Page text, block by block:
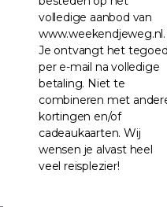
volledige aanbod van
www.weekendjeweg.nl.
Je ontvangt het
per e-mail na volledige
betaling. Niet te
combineren met
kortingen en/of
cadeaukaarten. Wij
wensen je alvast heel
veel reisplezier!